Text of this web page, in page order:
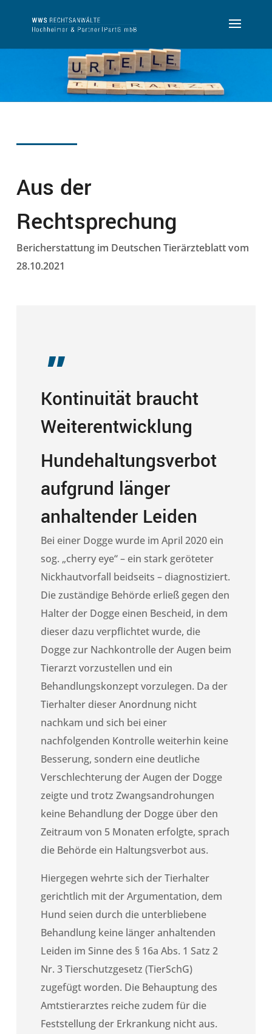
Aus der
Rechtsprechung
Bericherstattung im Deutschen Tierärzteblatt vom
28.10.2021
„
Kontinuität braucht
Weiterentwicklung
Hundehaltungsverbot
aufgrund länger
anhaltender Leiden
Bei einer Dogge wurde im April 2020 ein
sog. „cherry eye“ – ein stark geröteter
Nickhautvorfall beidseits – diagnostiziert.
Die zuständige Behörde erließ gegen den
Halter der Dogge einen Bescheid, in dem
dieser dazu verpflichtet wurde, die
Dogge zur Nachkontrolle der Augen beim
Tierarzt vorzustellen und ein
Behandlungskonzept vorzulegen. Da der
Tierhalter dieser Anordnung nicht
nachkam und sich bei einer
nachfolgenden Kontrolle weiterhin keine
Besserung, sondern eine deutliche
Verschlechterung der Augen der Dogge
zeigte und trotz Zwangsandrohungen
keine Behandlung der Dogge über den
Zeitraum von 5 Monaten erfolgte, sprach
die Behörde ein Haltungsverbot aus.
Hiergegen wehrte sich der Tierhalter
gerichtlich mit der Argumentation, dem
Hund seien durch die unterbliebene
Behandlung keine länger anhaltenden
Leiden im Sinne des § 16a Abs. 1 Satz 2
Nr. 3 Tierschutzgesetz (TierSchG)
zugefügt worden. Die Behauptung des
Amtstierarztes reiche zudem für die
Feststellung der Erkrankung nicht aus.